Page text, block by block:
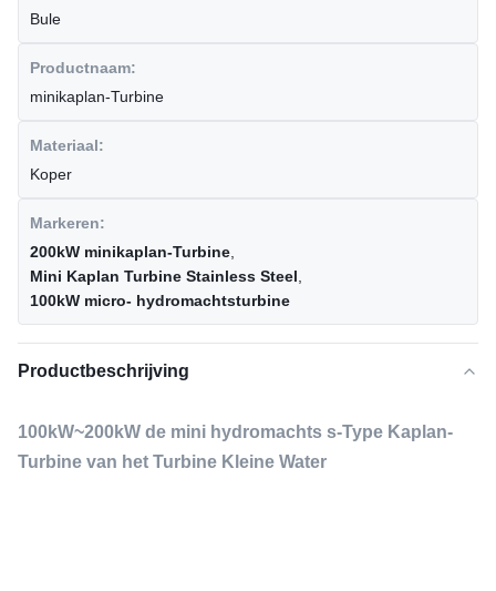
Bule
Productnaam:
minikaplan-Turbine
Materiaal:
Koper
Markeren:
200kW minikaplan-Turbine
Mini Kaplan Turbine Stainless Steel
100kW micro- hydromachtsturbine
Productbeschrijving
100kW~200kW de mini hydromachts s-Type Kaplan-
Turbine van het Turbine Kleine Water